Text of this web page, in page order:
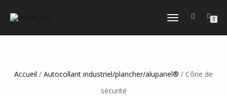
DÉPLIER
NAVIGATION
0
Accueil / Autocollant industriel/plancher/alupanel® / Cône de
sécurité